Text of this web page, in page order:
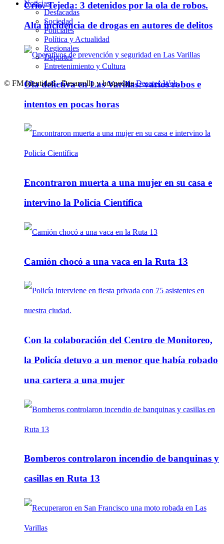
Crio. Tejeda: 3 detenidos por la ola de robos.
Alta incidencia de drogas en autores de delitos
Ola delictiva en Las Varillas: varios robos e
intentos en pocas horas
Encontraron muerta a una mujer en su casa e
intervino la Policía Científica
Camión chocó a una vaca en la Ruta 13
Con la colaboración del Centro de Monitoreo,
la Policía detuvo a un menor que había robado
una cartera a una mujer
Bomberos controlaron incendio de banquinas y
casillas en Ruta 13
Noticias
Destacadas
Sociedad
Policiales
Política y Actualidad
Regionales
Deportes
Entretenimiento y Cultura
© FM Identidad - Desarrollo y hospedajeDesatec Web.